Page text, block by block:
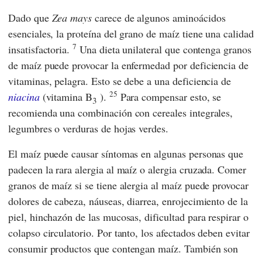
Dado que Zea mays carece de algunos aminoácidos
esenciales, la proteína del grano de maíz tiene una calidad
insatisfactoria.7 Una dieta unilateral que contenga granos
de maíz puede provocar la enfermedad por deficiencia de
vitaminas, pelagra. Esto se debe a una deficiencia de
niacina(vitamina B3 ). 25 Para compensar esto, se
recomienda una combinación con cereales integrales,
legumbres o verduras de hojas verdes.
El maíz puede causar síntomas en algunas personas que
padecen la rara alergia al maíz o alergia cruzada. Comer
granos de maíz si se tiene alergia al maíz puede provocar
dolores de cabeza, náuseas, diarrea, enrojecimiento de la
piel, hinchazón de las mucosas, dificultad para respirar o
colapso circulatorio. Por tanto, los afectados deben evitar
consumir productos que contengan maíz. También son